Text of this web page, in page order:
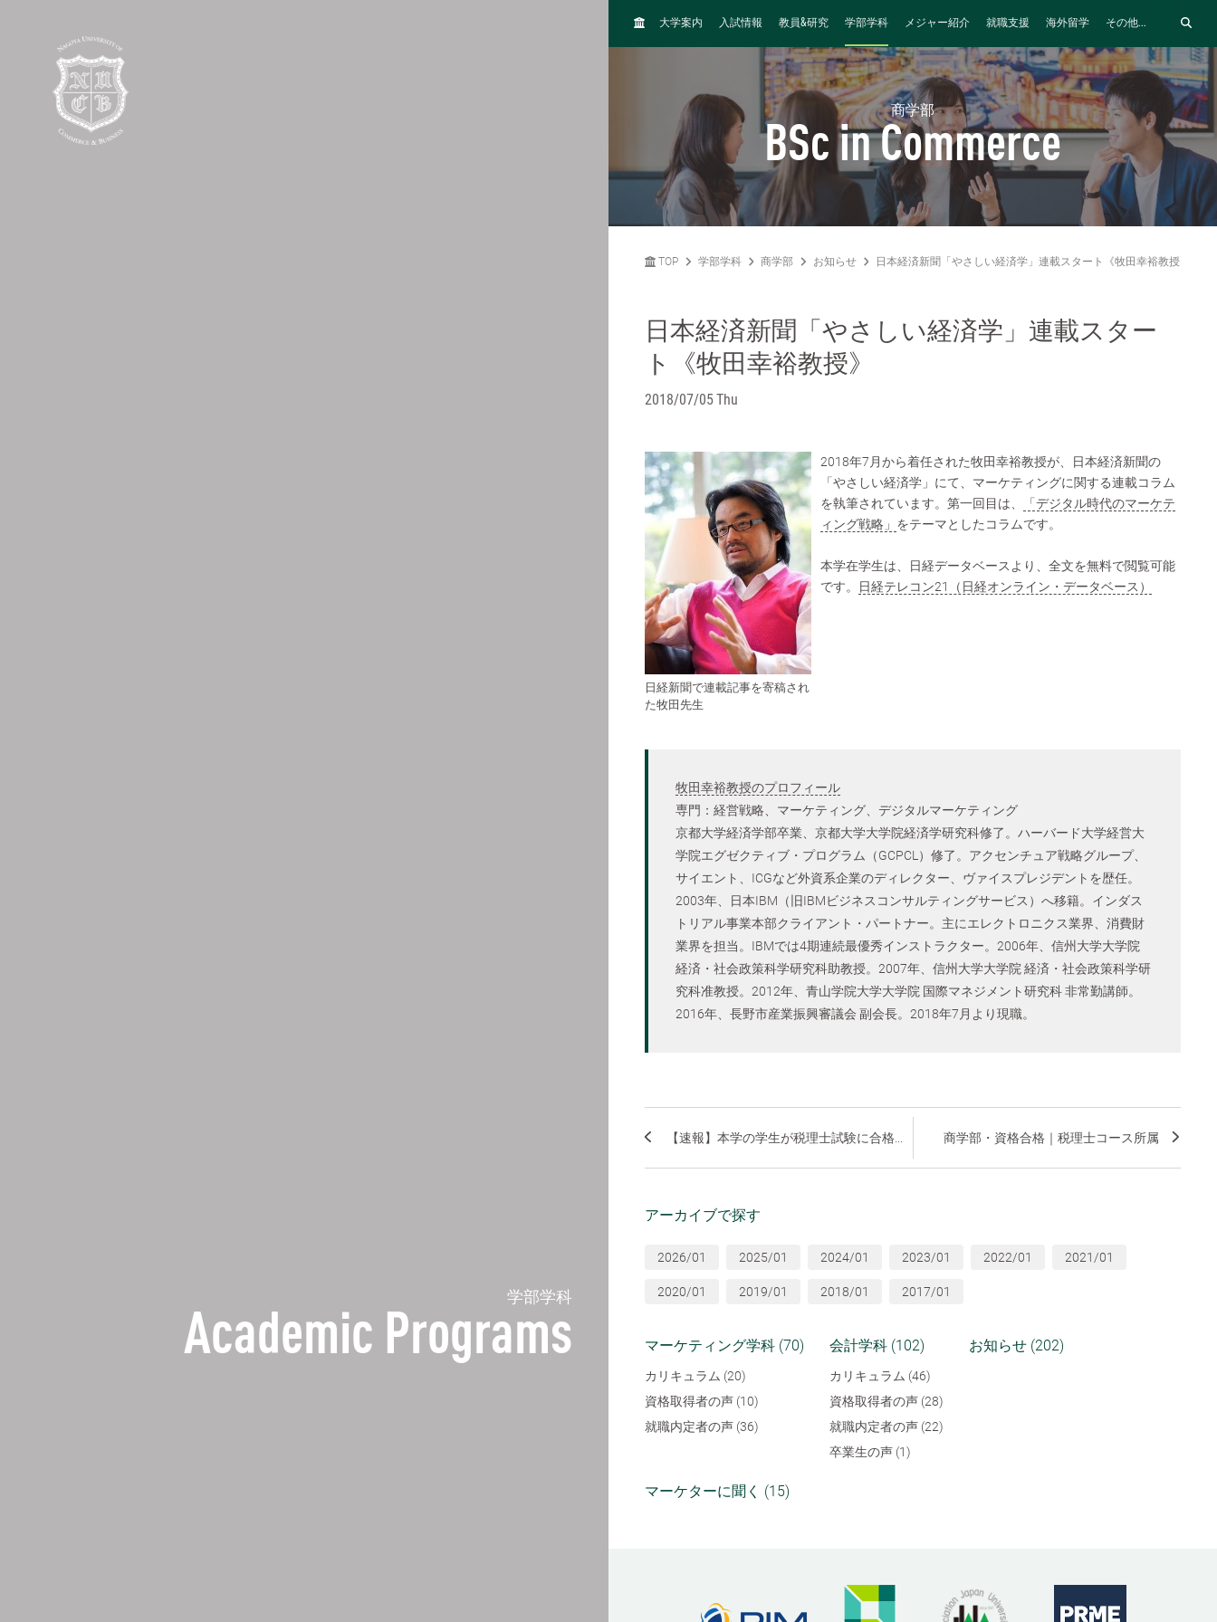
学部学科
Academic Programs
H
大学案内 入試情報 教員&研究 学部学科 メジャー紹介 就職支援 海外留学 その他...
商学部
BSc in Commerce
TOP 学部学科 商学部 お知らせ 日本経済新聞「やさしい経済学」連載スタート《牧田幸裕教授》
日本経済新聞「やさしい経済学」連載スター
ト《牧田幸裕教授》
2018/07/05 Thu
日経新聞で連載記事を寄稿され
た牧田先生
2018年7月から着任された牧田幸裕教授が、日本経済新聞の
「やさしい経済学」にて、マーケティングに関する連載コラム
を執筆されています。第一回目は、
「デジタル時代のマーケテ
ィング戦略」 をテーマとしたコラムです。
本学在学生は、日経データベースより、全文を無料で閲覧可能
です。
日経テレコン21（日経オンライン・データベース）
牧田幸裕教授のプロフィール
専門：経営戦略、マーケティング、デジタルマーケティング
京都大学経済学部卒業、京都大学大学院経済学研究科修了。ハーバード大学経営大
学院エグゼクティブ・プログラム（GCPCL）修了。アクセンチュア戦略グループ、
サイエント、ICGなど外資系企業のディレクター、ヴァイスプレジデントを歴任。
2003年、日本IBM（旧IBMビジネスコンサルティングサービス）へ移籍。インダス
トリアル事業本部クライアント・パートナー。主にエレクトロニクス業界、消費財
業界を担当。IBMでは4期連続最優秀インストラクター。2006年、信州大学大学院
経済・社会政策科学研究科助教授。2007年、信州大学大学院 経済・社会政策科学研
究科准教授。2012年、青山学院大学大学院 国際マネジメント研究科 非常勤講師。
2016年、長野市産業振興審議会 副会長。2018年7月より現職。
【速報】本学の学生が税理士試験に合格... 商学部・資格合格｜税理士コース所属
アーカイブで探す
2026/01 2025/01 2024/01 2023/01 2022/01 2021/01
2020/01 2019/01 2018/01 2017/01
マーケティング学科 (70)
カリキュラム (20)
資格取得者の声 (10)
就職内定者の声 (36)
会計学科 (102)
カリキュラム (46)
資格取得者の声 (28)
就職内定者の声 (22)
卒業生の声 (1)
お知らせ (202)
マーケターに聞く (15)